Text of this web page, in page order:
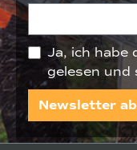
Ja, ich habe
gelesen und
Newsletter